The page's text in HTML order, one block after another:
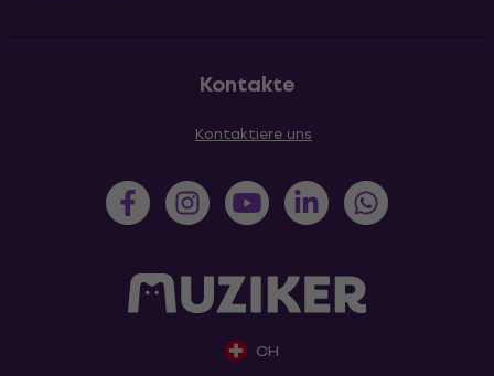
Kontakte
Kontaktiere uns
CH